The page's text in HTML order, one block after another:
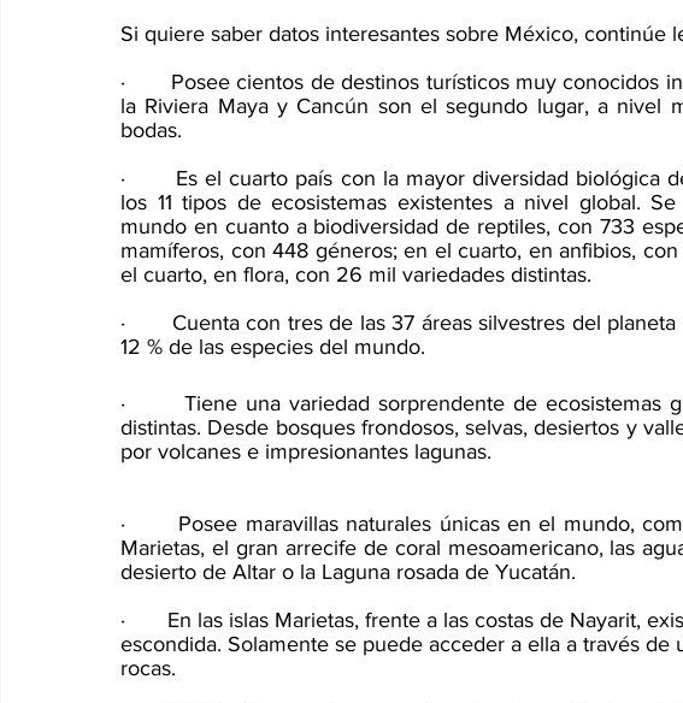
Si quiere saber datos interesantes sobre México, continúe
·       Posee cientos de destinos turísticos muy conocidos
la Riviera Maya y Cancún son el segundo lugar, a nivel
bodas.
·       Es el cuarto país con la mayor diversidad biológica
los 11 tipos de ecosistemas existentes a nivel global.
mundo en cuanto a biodiversidad de reptiles, con 733
mamíferos, con 448 géneros; en el cuarto, en anfibios,
el cuarto, en flora, con 26 mil variedades distintas.
·       Cuenta con tres de las 37 áreas silvestres del
12 % de las especies del mundo.
·       Tiene una variedad sorprendente de ecosistemas
distintas. Desde bosques frondosos, selvas, desiertos y
por volcanes e impresionantes lagunas.
·       Posee maravillas naturales únicas en el mundo,
Marietas, el gran arrecife de coral mesoamericano, las
desierto de Altar o la Laguna rosada de Yucatán.
·       En las islas Marietas, frente a las costas de Nayarit,
escondida. Solamente se puede acceder a ella a través de
rocas.